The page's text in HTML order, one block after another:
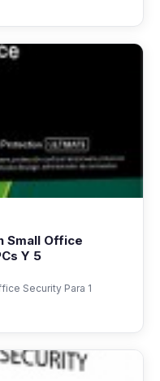
Small Office
Y 5
Security Para 1